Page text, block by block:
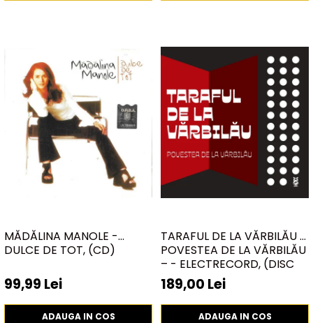
MĂDĂLINA MANOLE -
DULCE DE TOT, (CD)
99,99 Lei
ADAUGA IN COS
TARAFUL DE LA VĂRBILĂU –
POVESTEA DE LA VĂRBILĂU
– - ELECTRECORD, (DISC
VINIL)
189,00 Lei
ADAUGA IN COS